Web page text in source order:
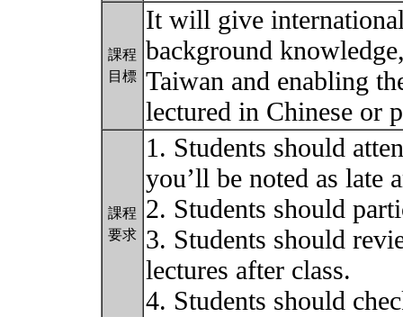
課程
目標
It will give
background
Taiwan and enabling
lectured in Chinese or
課程
要求
1. Students should
you’ll be noted as late
2. Students should
3. Students should
lectures after class.
4. Students should